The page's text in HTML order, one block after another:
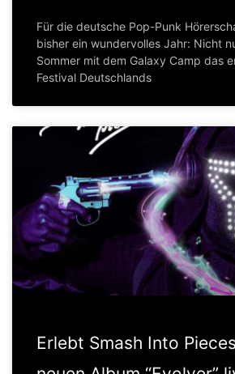
Für die deutsche Pop-Punk
bisher ein wundervolles Jahr: Nicht
Sommer mit dem Galaxy Camp das
Festival Deutschlands
Erlebt Smash Into